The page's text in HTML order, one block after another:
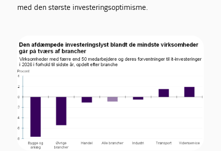
med den største investeringsoptimisme.